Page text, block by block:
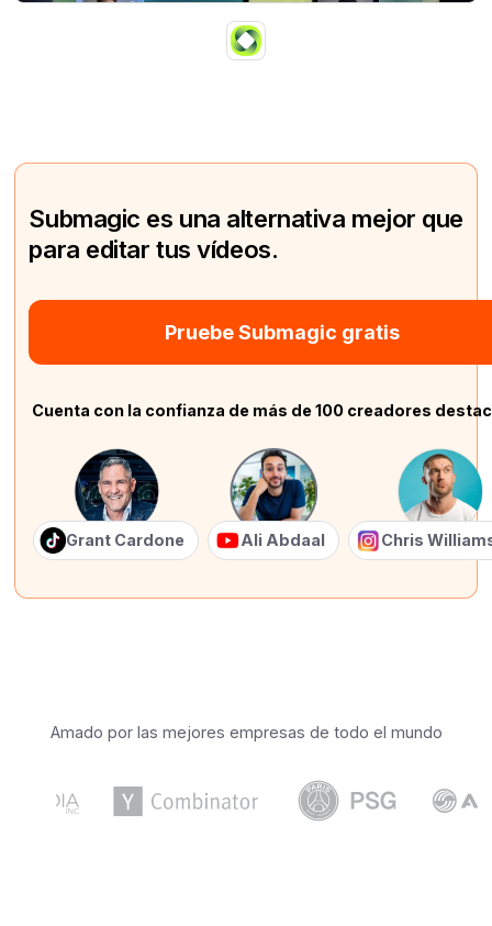
Submagic es una alternativa mejor que
para editar tus vídeos.
Pruebe Submagic gratis
Cuenta con la confianza de más de 100 creadores
Grant Cardone Ali Abdaal Chris
Amado por las mejores empresas de todo el mundo